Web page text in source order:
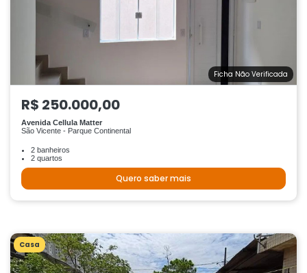
Ficha Não Verificada
R$ 250.000,00
Avenida Cellula Matter
São Vicente - Parque Continental
2 banheiros
2 quartos
Quero saber mais
Casa